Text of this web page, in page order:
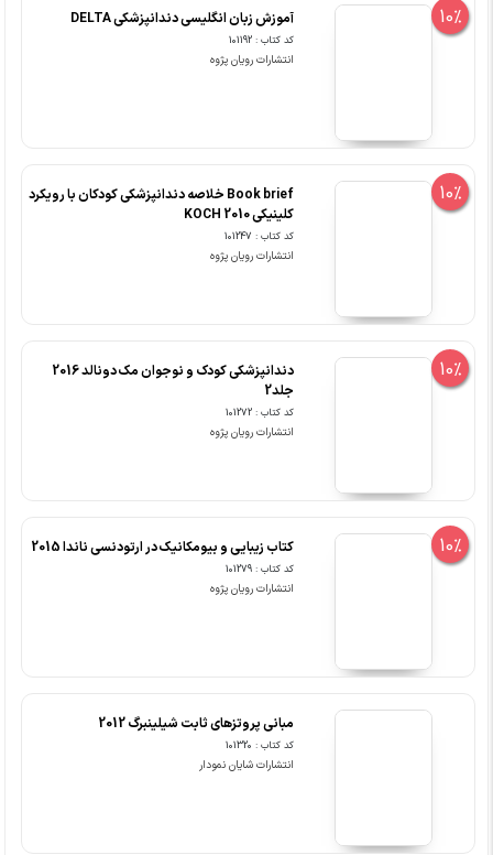
10% آموزش زبان انگلیسی دندانپزشکی DELTA
کد کتاب : 101192
انتشارات رویان پژوه
10%
Book brief خلاصه دندانپزشکی کودکان با رویکرد
کلینیکی KOCH 2010
کد کتاب : 101247
انتشارات رویان پژوه
10%
دندانپزشکی کودک و نوجوان مک دونالد 2016
جلد2
کد کتاب : 101272
انتشارات رویان پژوه
10% کتاب زیبایی و بیومکانیک در ارتودنسی ناندا 2015
کد کتاب : 101279
انتشارات رویان پژوه
مبانی پروتزهای ثابت شیلینبرگ 2012
کد کتاب : 101320
انتشارات شایان نمودار